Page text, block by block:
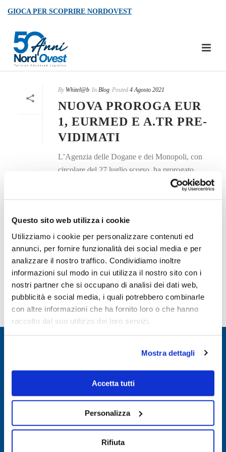
Questo sito web utilizza i cookie
Utilizziamo i cookie per personalizzare contenuti ed
annunci, per fornire funzionalità dei social media e per
analizzare il nostro traffico. Condividiamo inoltre
informazioni sul modo in cui utilizza il nostro sito con i
nostri partner che si occupano di analisi dei dati web,
pubblicità e social media, i quali potrebbero combinarle
con altre informazioni che ha fornito loro o che hanno
raccolto dal suo utilizzo dei loro servizi.
Mostra dettagli
Accetta tutti
Personalizza
Rifiuta
GIOCA PER SCOPRIRE NORDOVEST
By Whitel@b In Blog Posted 4 Agosto 2021
NUOVA PROROGA EUR
1, EURMED E A.TR PRE-
VIDIMATI
L’Agenzia delle Dogane e dei Monopoli, con
circolare del 27 luglio scorso, ha prorogato
l’utilizzo di certificati di origine EUR1, EUR
READ MORE
© 2020 Nordovest S.p.A.
Via Motorizzazione 29, 12100 Cuneo
Tel. +39 0171 415600 –info@nord-ovest.it
N. iscrizione REA CN 100435 – Capitale sociale versato € 800.000
P. IVA / C.F.: IT00455030049